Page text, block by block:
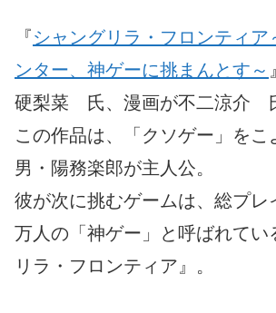
『シャングリラ・フロンティア
ンター、神ゲーに挑まんとす～
硬梨菜 氏、漫画が不二涼介
この作品は、「クソゲー」をこ
男・陽務楽郎が主人公。
彼が次に挑むゲームは、総プレ
万人の「神ゲー」と呼ばれてい
リラ・フロンティア』。